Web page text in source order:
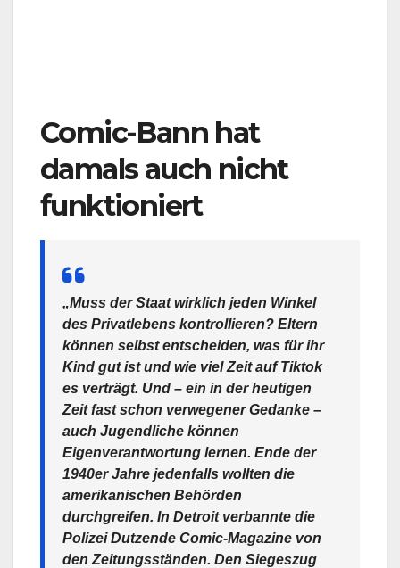
Comic-Bann hat
damals auch nicht
funktioniert
„Muss der Staat wirklich jeden Winkel
des Privatlebens kontrollieren? Eltern
können selbst entscheiden, was für ihr
Kind gut ist und wie viel Zeit auf Tiktok
es verträgt. Und – ein in der heutigen
Zeit fast schon verwegener Gedanke –
auch Jugendliche können
Eigenverantwortung lernen. Ende der
1940er Jahre jedenfalls wollten die
amerikanischen Behörden
durchgreifen. In Detroit verbannte die
Polizei Dutzende Comic-Magazine von
den Zeitungsständen. Den Siegeszug